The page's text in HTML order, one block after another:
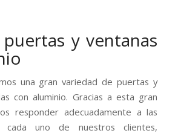
y ventanas
una gran variedad de puertas y
con aluminio. Gracias a esta gran
responder adecuadamente a las
cada uno de nuestros clientes,